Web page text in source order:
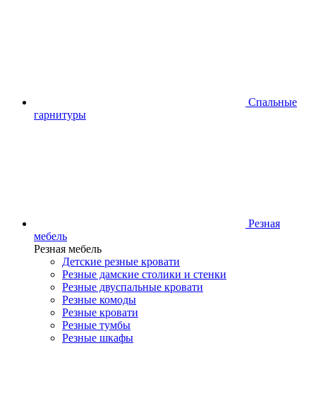
Спальные
гарнитуры
Резная
мебель
Резная мебель
Детские резные кровати
Резные дамские столики и стенки
Резные двуспальные кровати
Резные комоды
Резные кровати
Резные тумбы
Резные шкафы